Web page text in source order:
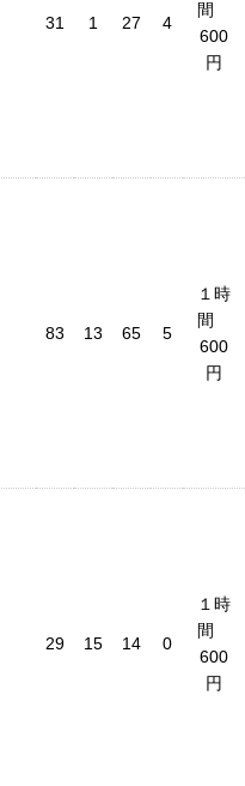
31 1 27 4
間
600
円
83 13 65 5
１時
間
600
円
29 15 14 0
１時
間
600
円